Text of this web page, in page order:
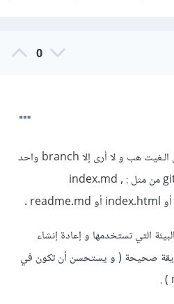
0
قد قمت بتفحص مستودعك على الـغيت هب و لا أرى إلا branch واحد
ليس به أي ملفات github-pages من مثل : index.md ,
التي تستخدمها و إعادة إنشاء
صحيحة ( و يستحسن أن تكون في